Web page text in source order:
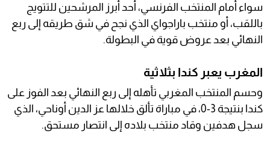
سواء أمام المنتخب الفرنسي، أحد أبرز المرشحين للتتويج
باللقب، أو منتخب باراجواي الذي نجح في شق طريقه إلى ربع
النهائي بعد عروض قوية في البطولة.
المغرب يعبر كندا بثلاثية
وحسم المنتخب المغربي تأهله إلى ربع النهائي بعد الفوز على
كندا بنتيجة 3-0، في مباراة تألق خلالها عز الدين أوناحي، الذي
سجل هدفين وقاد منتخب بلاده إلى انتصار مستحق.